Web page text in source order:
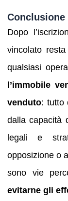
Conclusione
Dopo
vincolato
qualsiasi
l’immobile
venduto: tutto
dalla capacità
legali e
opposizione o
sono vie
evitarne gli